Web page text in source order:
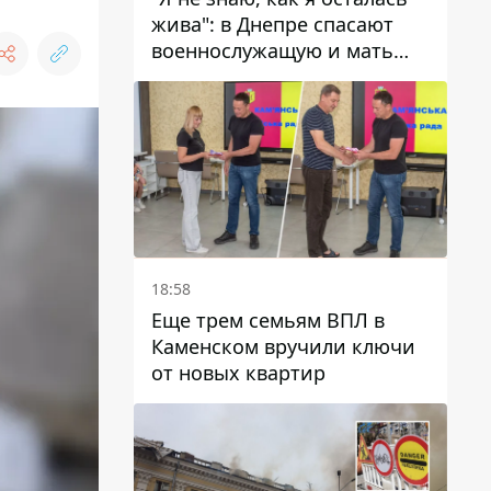
жива": в Днепре спасают
военнослужащую и мать
четверых детей, которую
ранил КАБ
18:58
Еще трем семьям ВПЛ в
Каменском вручили ключи
от новых квартир